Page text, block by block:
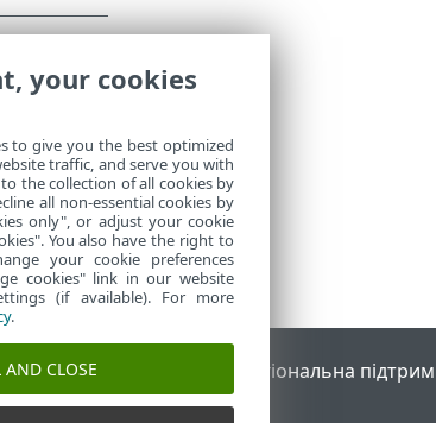
ESETESET Status Portal Регіональна
your cookies
to give you the best optimized
traffic, and serve you with
the collection of all cookies by
all non-essential cookies by
only", or adjust your cookie
You also have the right to
your cookie preferences
cookies" link in our website
(if available). For more
.
AND CLOSE